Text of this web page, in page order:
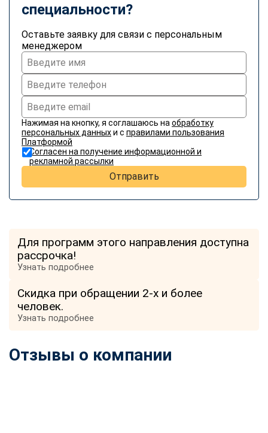
специальности?
Оставьте заявку для связи с персональным
менеджером
Нажимая на кнопку, я соглашаюсь на обработку
персональных данныхи с правилами пользования
Платформой
Согласен на получение информационной и
рекламной рассылки
Отправить
Для программ этого направления доступна
рассрочка!
Узнать подробнее
Скидка при обращении 2-х и более
человек.
Узнать подробнее
Отзывы о компании